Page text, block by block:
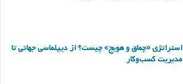
استراتژی «چماق و هویج» چیست؟ از دیپلماسی جهانی تا
مدیریت کسب‌وکار